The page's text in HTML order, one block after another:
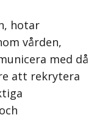
hotar
vården,
med då
att rekrytera